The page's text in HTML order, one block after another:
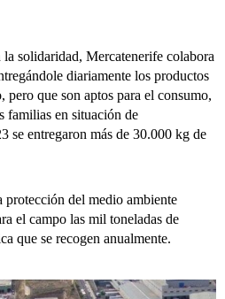
Mercatenerife colabora
diariamente los productos
pero que son aptos para el consumo,
familias en situación de
se entregaron más de 30.000 kg de
del medio ambiente
el campo las mil toneladas de
que se recogen anualmente.